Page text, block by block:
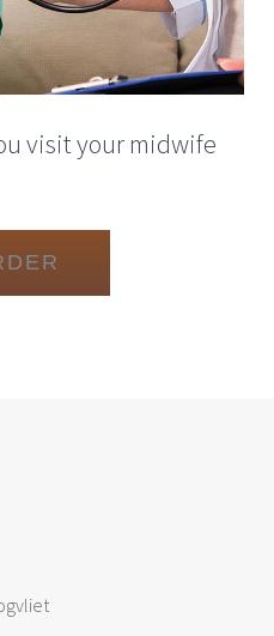
visit your midwife